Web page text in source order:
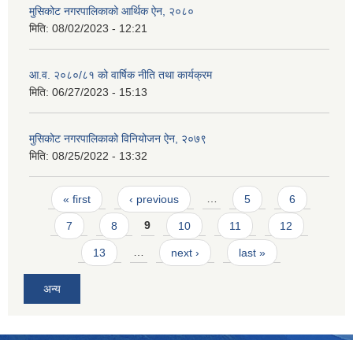
मुसिकोट नगरपालिकाको आर्थिक ऐन, २०८०
मिति: 08/02/2023 - 12:21
आ.व. २०८०/८१ को वार्षिक नीति तथा कार्यक्रम
मिति: 06/27/2023 - 15:13
मुसिकोट नगरपालिकाको विनियोजन ऐन, २०७९
मिति: 08/25/2022 - 13:32
Pages
« first ‹ previous … 5 6
7 8 9 10 11 12
13 … next › last »
अन्य